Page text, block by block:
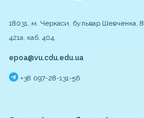
18031, м. Черкаси, бульвар Шевченка,
421а, каб. 404.
epoa@vu.cdu.edu.ua
+38 097-28-131-56